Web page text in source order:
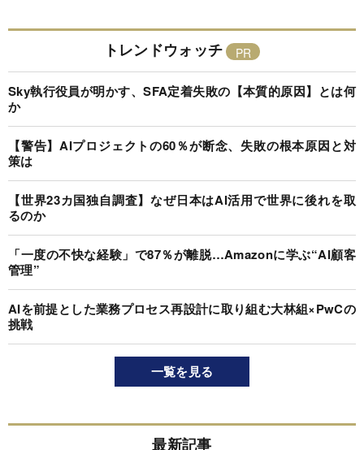
トレンドウォッチ
Sky執行役員が明かす、SFA定着失敗の【本質的原因】とは何
か
【警告】AIプロジェクトの60％が断念、失敗の根本原因と対
策は
【世界23カ国独自調査】なぜ日本はAI活用で世界に後れを取
るのか
「一度の不快な経験」で87％が離脱…Amazonに学ぶ“AI顧客
管理”
AIを前提とした業務プロセス再設計に取り組む大林組×PwCの
挑戦
一覧を見る
最新記事